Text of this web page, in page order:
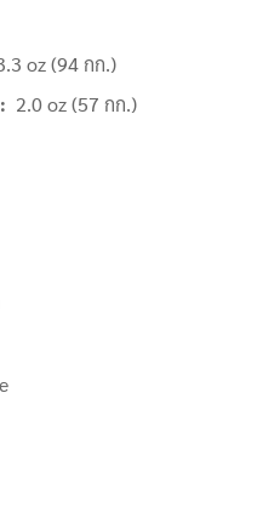
oz (94 กก.)
2.0 oz (57 กก.)